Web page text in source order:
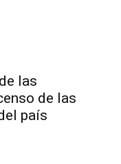
las
de las
país